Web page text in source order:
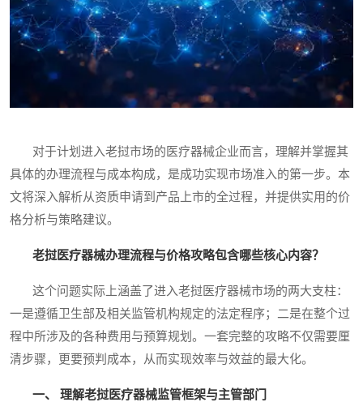
对于计划进入老挝市场的医疗器械企业而言，理解并掌握其
具体的办理流程与成本构成，是成功实现市场准入的第一步。本
文将深入解析从资质申请到产品上市的全过程，并提供实用的价
格分析与策略建议。
老挝医疗器械办理流程与价格攻略包含哪些核心内容？
这个问题实际上涵盖了进入老挝医疗器械市场的两大支柱：
一是遵循卫生部及相关监管机构规定的法定程序；二是在整个过
程中所涉及的各种费用与预算规划。一套完整的攻略不仅需要厘
清步骤，更要预判成本，从而实现效率与效益的最大化。
一、 理解老挝医疗器械监管框架与主管部门